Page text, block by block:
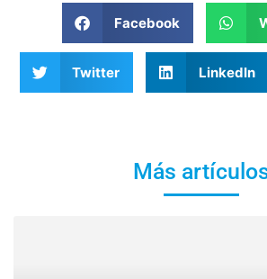
Facebook
Twitter LinkedIn
Más